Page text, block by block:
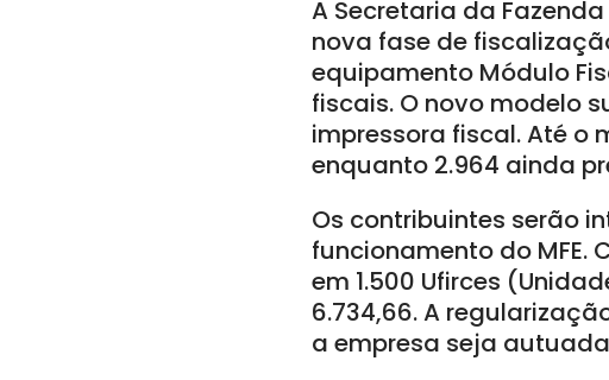
A Secretaria da
nova fase de
equipamento Módulo
fiscais. O novo modelo
impressora fiscal. Até o
enquanto 2.964 ainda
Os contribuintes serão
funcionamento do
em 1.500 Ufirces
6.734,66. A
a empresa seja